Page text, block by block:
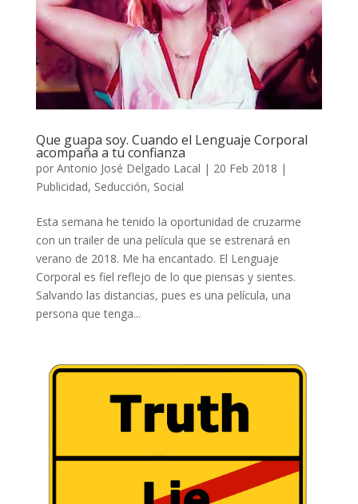
Que guapa soy. Cuando el Lenguaje Corporal
acompaña a tu confianza
por Antonio José Delgado Lacal | 20 Feb 2018 |
Publicidad, Seducción, Social
Esta semana he tenido la oportunidad de cruzarme
con un trailer de una película que se estrenará en
verano de 2018. Me ha encantado. El Lenguaje
Corporal es fiel reflejo de lo que piensas y sientes.
Salvando las distancias, pues es una película, una
persona que tenga...